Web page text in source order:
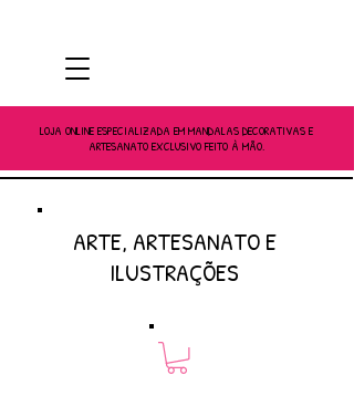
LOJA ONLINE ESPECIALIZADA EM MANDALAS DECORATIVAS E
ARTESANATO EXCLUSIVO FEITO À MÃO.
ARTE, ARTESANATO E
ILUSTRAÇÕES